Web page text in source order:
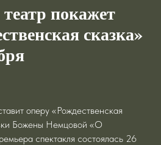
покажет
сказка»
оперу «Рождественская
Божены Немцовой «О
спектакля состоялась 26